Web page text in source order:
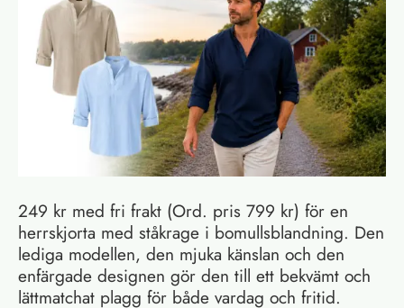
249 kr med fri frakt (Ord. pris 799 kr) för en
herrskjorta med ståkrage i bomullsblandning. Den
lediga modellen, den mjuka känslan och den
enfärgade designen gör den till ett bekvämt och
lättmatchat plagg för både vardag och fritid.